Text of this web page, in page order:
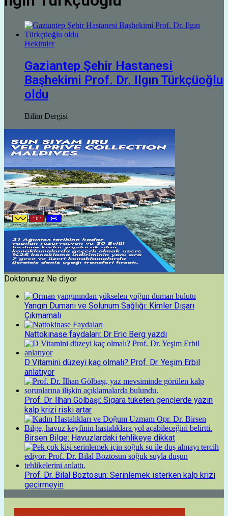
Hekimler
Gaziantep Şehir Hastanesi
Başhekimi Prof. Dr. Ilgın Türkçüoğlu
oldu
Bilim Dergisi
Doktorunuz Ne diyor
Yangın Dumanı ve Solunum Sağlığı: Kimler Dışarı
Çıkmamalı
Nattokinase faydaları: Dr Eric Berg yazdı
D Vitamini düzeyi kaç olmalı? Prof. Dr. Yeşim Erbil
anlatıyor
Prof. Dr. İlhan Gölbaşı: Sigara tüketen gençlerde yazın
kalp krizi riski artar
Birsen Bilge: Havuzlardaki tehlikeye dikkat
Prof. Dr. Bilal Boztosun: Serinlemek isterken kalp krizi
geçirmeyin